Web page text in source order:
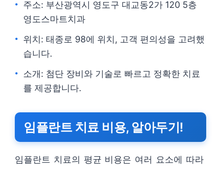
주소: 부산광역시 영도구 대교동2가 120 5층
영도스마트치과
위치: 태종로 98에 위치, 고객 편의성을 고려했
습니다.
소개: 첨단 장비와 기술로 빠르고 정확한 치료
를 제공합니다.
임플란트 치료 비용, 알아두기!
임플란트 치료의 평균 비용은 여러 요소에 따라